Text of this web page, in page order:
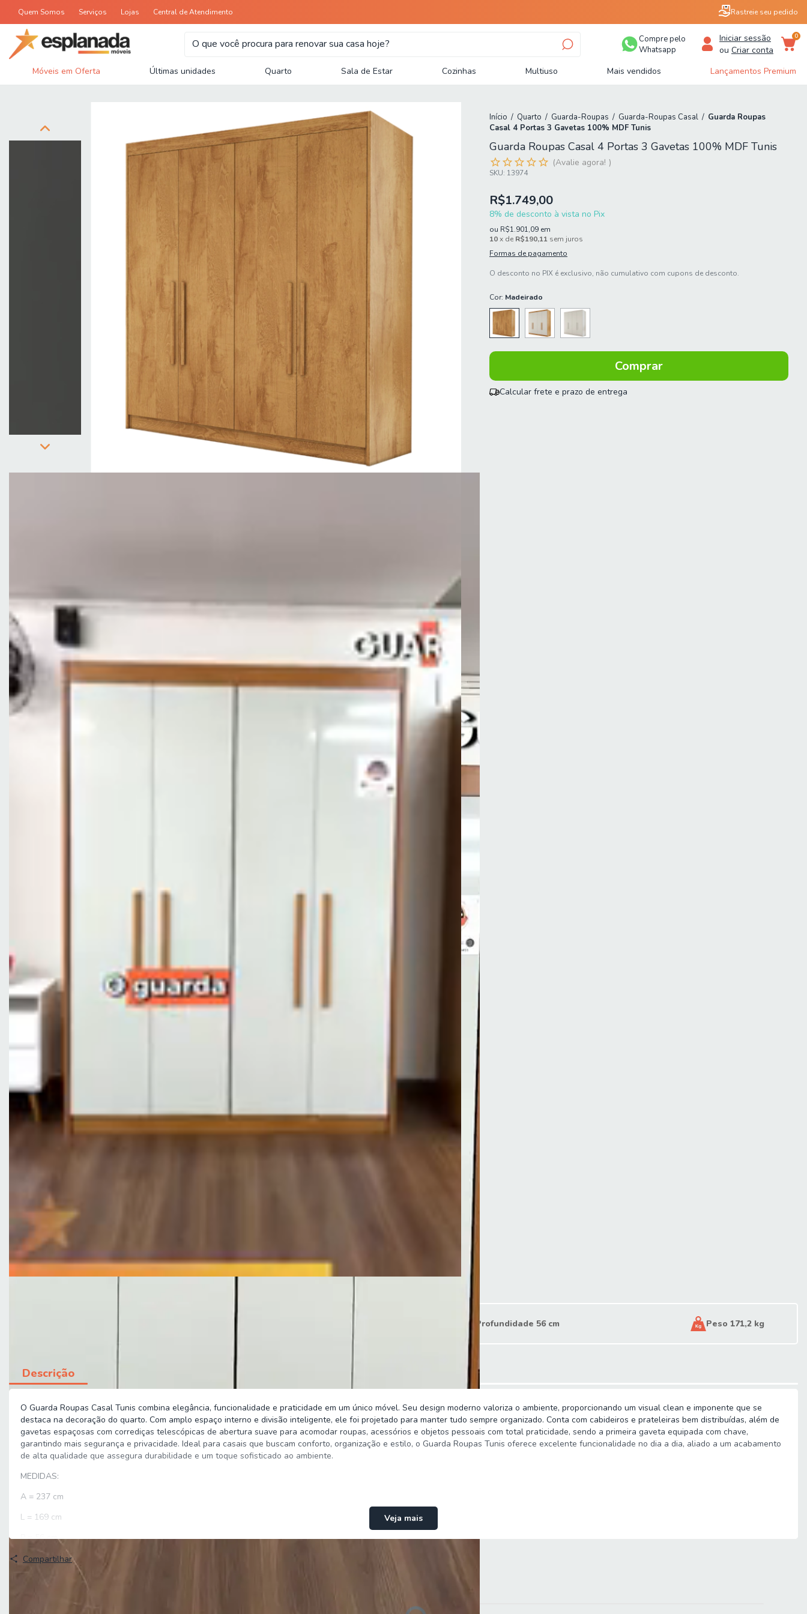
Quem Somos Serviços Lojas Central de Atendimento Rastreie seu pedido
Compre pelo
Whatsapp
Iniciar sessão
ou Criar conta
0
Móveis em Oferta Últimas unidades Quarto Sala de Estar Cozinhas Multiuso Mais vendidos Lançamentos Premium
Início / Quarto / Guarda-Roupas / Guarda-Roupas Casal / Guarda Roupas
Casal 4 Portas 3 Gavetas 100% MDF Tunis
Guarda Roupas Casal 4 Portas 3 Gavetas 100% MDF Tunis
Avalie agora!
SKU: 13974
R$1.749,00
8% de desconto à vista no Pix
ou R$1.901,09 em
10x de R$190,11 sem juros
Formas de pagamento
O desconto no PIX é exclusivo, não cumulativo com cupons de desconto.
Cor: Madeirado
Calcular frete e prazo de entrega
Profundidade 56 cm Peso 171,2 kg
Descrição
O Guarda Roupas Casal Tunis combina elegância, funcionalidade e praticidade em um único móvel. Seu design moderno valoriza o ambiente, proporcionando um visual clean e imponente que se
destaca na decoração do quarto. Com amplo espaço interno e divisão inteligente, ele foi projetado para manter tudo sempre organizado. Conta com cabideiros e prateleiras bem distribuídas, além de
gavetas espaçosas com corrediças telescópicas de abertura suave para acomodar roupas, acessórios e objetos pessoais com total praticidade, sendo a primeira gaveta equipada com chave,
garantindo mais segurança e privacidade. Ideal para casais que buscam conforto, organização e estilo, o Guarda Roupas Tunis oferece excelente funcionalidade no dia a dia, aliado a um acabamento
de alta qualidade que assegura durabilidade e um toque sofisticado ao ambiente.
MEDIDAS:
A = 237 cm
L = 169 cm
P = 56 cm
PRATELEIRAS SUPORTAM ATÉ: 4 kg / 6 kg
GAVETAS SUPORTAM ATÉ: 4 kg
Veja mais
Compartilhar